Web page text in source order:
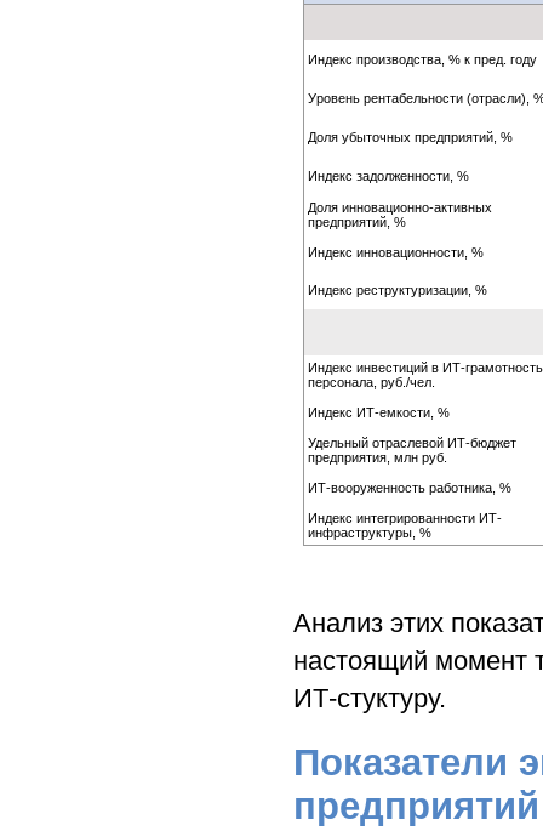
Индекс производства, % к пред. году
Уровень рентабельности (отрасли),
Доля убыточных предприятий, %
Индекс задолженности, %
Доля инновационно-активных
предприятий, %
Индекс инновационности, %
Индекс реструктуризации, %
Индекс инвестиций в ИТ-грамотность
персонала, руб./чел.
Индекс ИТ-емкости, %
Удельный отраслевой ИТ-бюджет
предприятия, млн руб.
ИТ-вооруженность работника, %
Индекс интегрированности ИТ-
инфраструктуры, %
Анализ этих
настоящий момент
ИТ-стуктуру.
Показатели